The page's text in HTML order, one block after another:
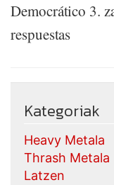
Democrático 3.
respuestas
Kategoriak
Heavy Metala
Thrash Metala
Latzen